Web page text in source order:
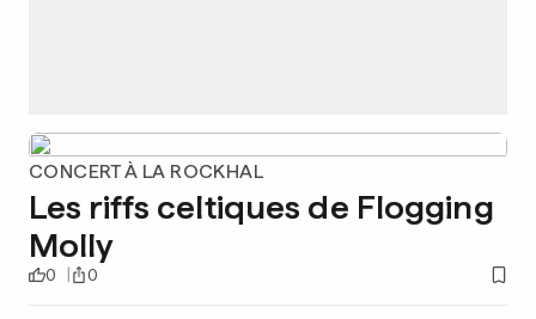
CONCERT À LA ROCKHAL
Les riffs celtiques de Flogging
Molly
0 0